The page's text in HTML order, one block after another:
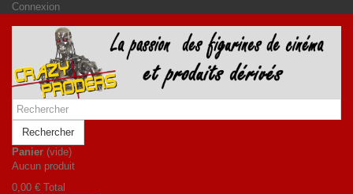
Connexion
Rechercher
Panier (vide)
Aucun produit
0,00 € Total